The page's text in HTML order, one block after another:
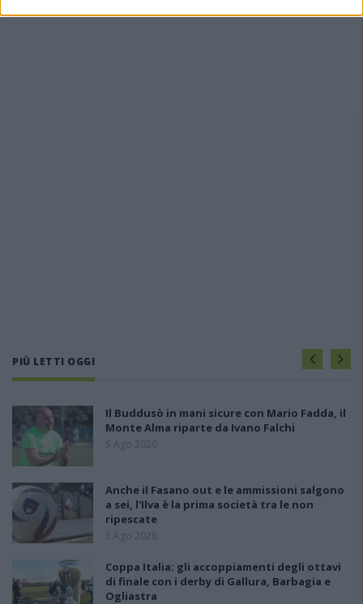
PIÙ LETTI OGGI
Il Buddusò in mani sicure con Mario Fadda, il
Monte Alma riparte da Ivano Falchi
5 Ago 2026
Anche il Fasano out e le ammissioni salgono
a sei, l'Ilva è la prima società tra le non
ripescate
5 Ago 2026
Coppa Italia: gli accoppiamenti degli ottavi
di finale con i derby di Gallura, Barbagia e
Ogliastra